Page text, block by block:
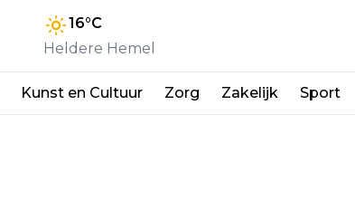
16°C
Heldere Hemel
Kunst en Cultuur Zorg Zakelijk Sport